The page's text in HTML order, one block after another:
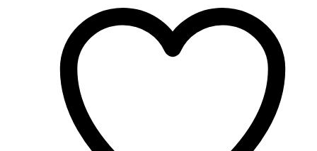
несколько
вариаций.
Опции